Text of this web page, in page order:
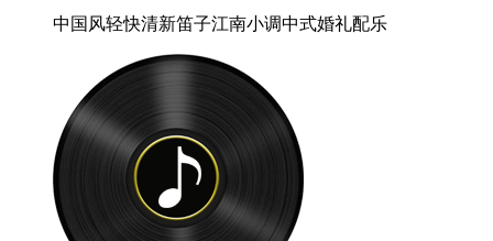
中国风轻快清新笛子江南小调中式婚礼配乐